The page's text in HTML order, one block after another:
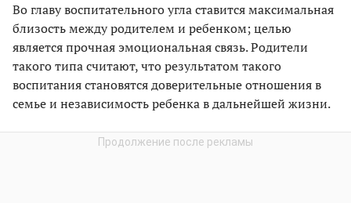
Во главу воспитательного угла ставится максимальная
близость между родителем и ребенком; целью
является прочная эмоциональная связь. Родители
такого типа считают, что результатом такого
воспитания становятся доверительные отношения в
семье и независимость ребенка в дальнейшей жизни.